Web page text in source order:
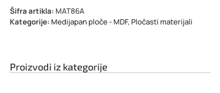
Šifra artikla: MAT86A
Kategorije: Medijapan ploče - MDF, Pločasti materijali
Proizvodi iz kategorije